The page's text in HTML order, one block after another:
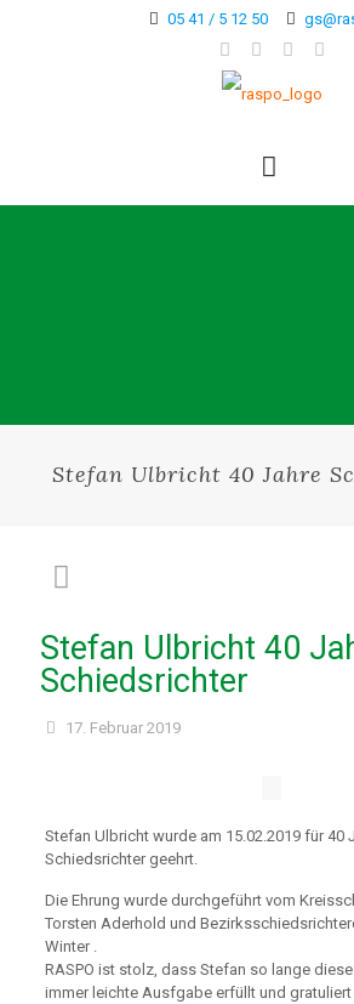
05 41 / 5 12 50
Stefan Ulbricht 40 Jahre
Stefan Ulbricht 40
Schiedsrichter
17. Februar 2019
Stefan Ulbricht wurde am 15.02.2019 für 40
Schiedsrichter geehrt.
Die Ehrung wurde durchgeführt vom
Torsten Aderhold und
Winter .
RASPO ist stolz, dass Stefan so lange
immer leichte Ausfgabe erfüllt und